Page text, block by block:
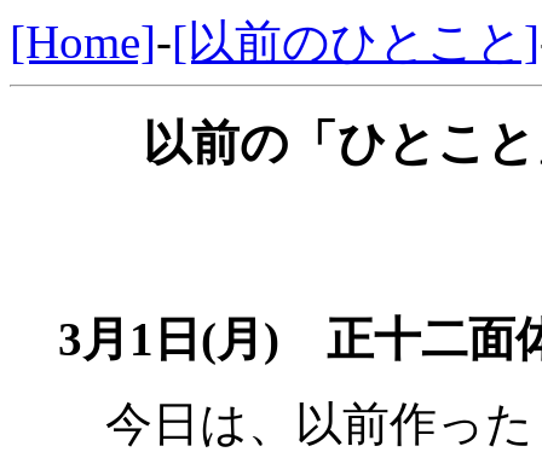
[Home]-[以前のひとこと]
以前の「ひとこ
3月1日(月) 正十二面
今日は、以前作っ